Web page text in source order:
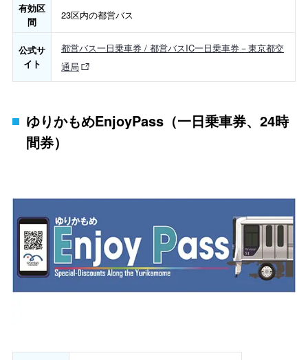
有効区
間
23区内の都営バス
公式サ
イト
都営バス一日乗車券 / 都営バスIC一日乗車券－東京都交
通局
ゆりかもめEnjoyPass（一日乗車券、24時
間券）